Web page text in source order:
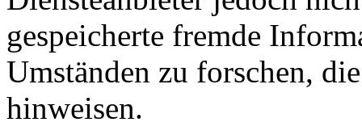
gespeicherte fremde
Umständen zu forschen,
hinweisen.